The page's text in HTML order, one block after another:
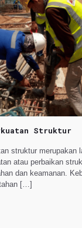
Struktur
struktur merupakan
atau perbaikan
dan keamanan.
[…]